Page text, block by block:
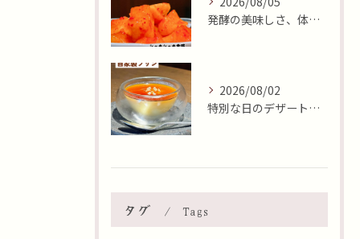
発酵の美味しさ、体験しませんか？🧄
2026/08/02
特別な日のデザートはいかがですか🍮✨？本日8月2日はおやつの...
タグ Tags